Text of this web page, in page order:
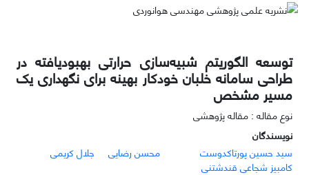
توسعه الگوریتم شبیه‌سازی حرارتی بهبودیافته در
طراحی سامانه خلبان خودکار بهینه برای نگهداری یک
مسیر مشخص
نوع مقاله : مقاله پژوهشی
نویسندگان
سید حسین پورتاکدوست
محسن رضایی
جلال کریمی
کامبیز شجاعی قندشتنی